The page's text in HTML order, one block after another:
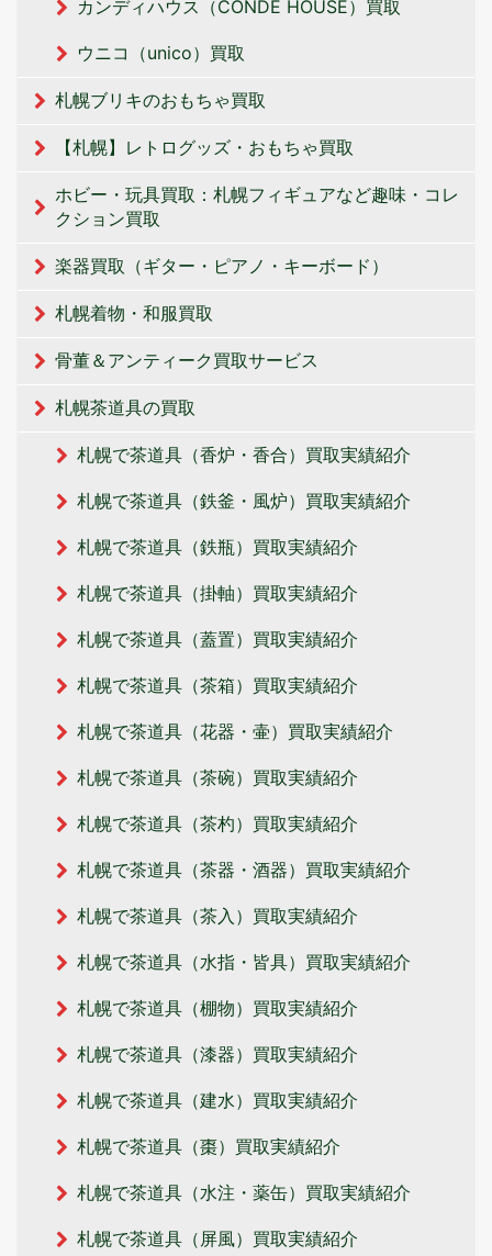
カンディハウス（CONDE HOUSE）買取
ウニコ（unico）買取
札幌ブリキのおもちゃ買取
【札幌】レトログッズ・おもちゃ買取
ホビー・玩具買取：札幌フィギュアなど趣味・コレ
クション買取
楽器買取（ギター・ピアノ・キーボード）
札幌着物・和服買取
骨董＆アンティーク買取サービス
札幌茶道具の買取
札幌で茶道具（香炉・香合）買取実績紹介
札幌で茶道具（鉄釜・風炉）買取実績紹介
札幌で茶道具（鉄瓶）買取実績紹介
札幌で茶道具（掛軸）買取実績紹介
札幌で茶道具（蓋置）買取実績紹介
札幌で茶道具（茶箱）買取実績紹介
札幌で茶道具（花器・壷）買取実績紹介
札幌で茶道具（茶碗）買取実績紹介
札幌で茶道具（茶杓）買取実績紹介
札幌で茶道具（茶器・酒器）買取実績紹介
札幌で茶道具（茶入）買取実績紹介
札幌で茶道具（水指・皆具）買取実績紹介
札幌で茶道具（棚物）買取実績紹介
札幌で茶道具（漆器）買取実績紹介
札幌で茶道具（建水）買取実績紹介
札幌で茶道具（棗）買取実績紹介
札幌で茶道具（水注・薬缶）買取実績紹介
札幌で茶道具（屏風）買取実績紹介